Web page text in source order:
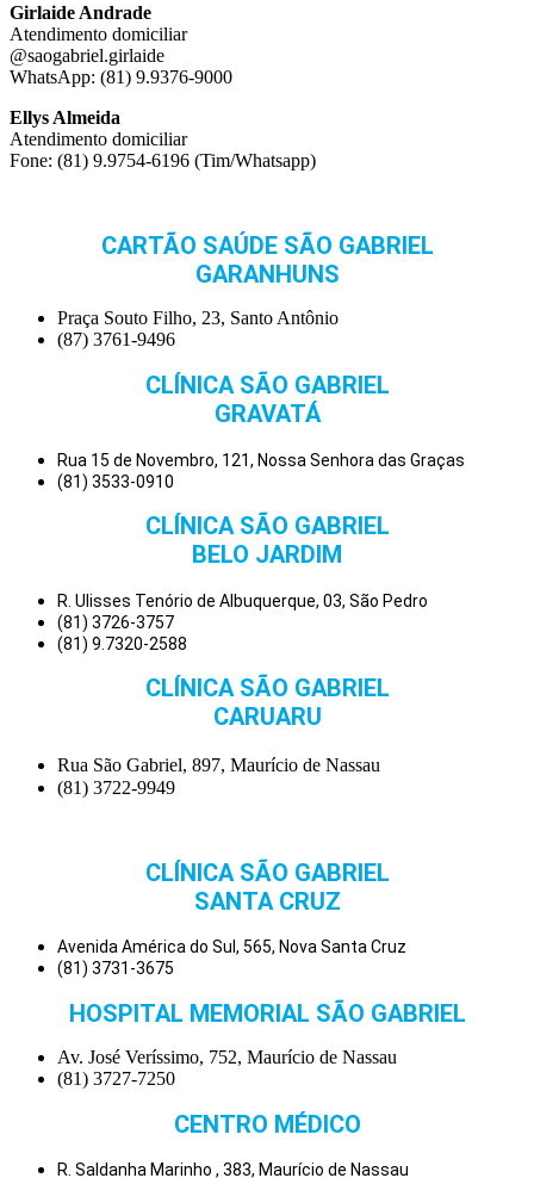
Girlaide Andrade
Atendimento domiciliar
@saogabriel.girlaide
WhatsApp: (81) 9.9376-9000
Ellys Almeida
Atendimento domiciliar
Fone: (81) 9.9754-6196 (Tim/Whatsapp)
CARTÃO SAÚDE SÃO GABRIEL
GARANHUNS
Praça Souto Filho, 23, Santo Antônio
(87) 3761-9496
CLÍNICA SÃO GABRIEL
GRAVATÁ
Rua 15 de Novembro, 121, Nossa Senhora das Graças
(81) 3533-0910
CLÍNICA SÃO GABRIEL
BELO JARDIM
R. Ulisses Tenório de Albuquerque, 03, São Pedro
(81) 3726-3757
(81) 9.7320-2588
CLÍNICA SÃO GABRIEL
CARUARU
Rua São Gabriel, 897, Maurício de Nassau
(81) 3722-9949
CLÍNICA SÃO GABRIEL
SANTA CRUZ
Avenida América do Sul, 565, Nova Santa Cruz
(81) 3731-3675
HOSPITAL MEMORIAL SÃO GABRIEL
Av. José Veríssimo, 752, Maurício de Nassau
(81) 3727-7250
CENTRO MÉDICO
R. Saldanha Marinho , 383, Maurício de Nassau